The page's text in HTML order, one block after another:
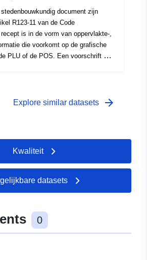
document zijn
R123-11 van de Code
is in de vorm van oppervlakte-,
die voorkomt op de grafische
PLU of de POS. Een voorschrift dat
Explore similar datasets arrow_forward
Kwaliteit
datasets
0